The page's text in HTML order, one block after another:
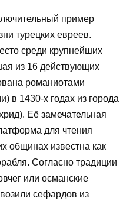
пример
турецких евреев.
среди крупнейших
из 16 действующих
романиотами
в 1430-х годах из города
Её замечательная
для чтения
общинах известна как
Согласно традиции
или османские
сефардов из